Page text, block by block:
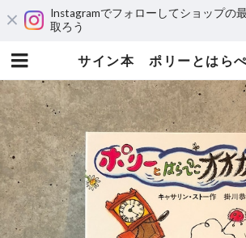
Instagramでフォローしてショップの
取ろう